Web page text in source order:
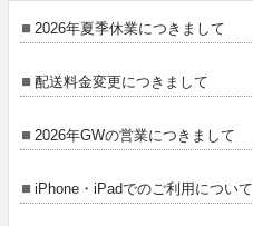
2026年夏季休業につきまして
配送料金変更につきまして
2026年GWの営業につきまして
iPhone・iPadでのご利用について